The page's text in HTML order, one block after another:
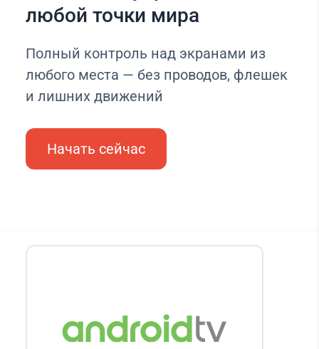
любой точки мира
Полный контроль над экранами из
любого места — без проводов, флешек
и лишних движений
Начать сейчас